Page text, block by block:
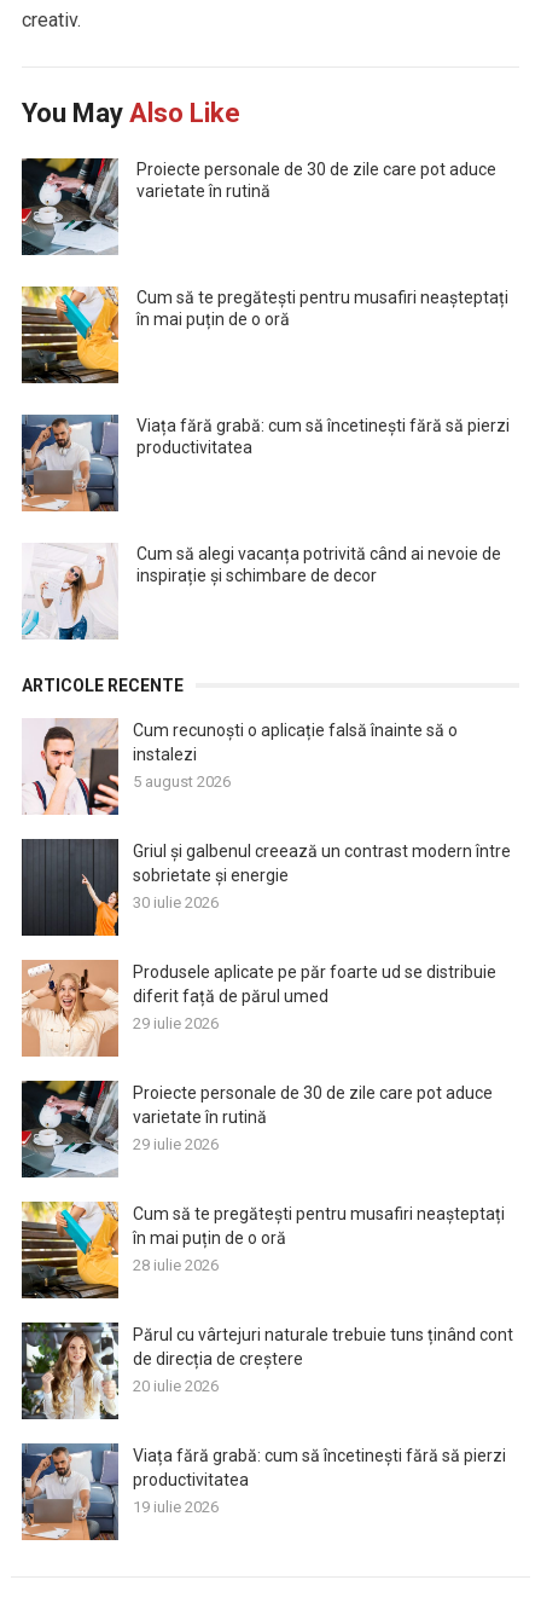
creativ.
You May Also Like
Proiecte personale de 30 de zile care pot aduce
varietate în rutină
Cum să te pregătești pentru musafiri neașteptați
în mai puțin de o oră
Viața fără grabă: cum să încetinești fără să pierzi
productivitatea
Cum să alegi vacanța potrivită când ai nevoie de
inspirație și schimbare de decor
ARTICOLE RECENTE
Cum recunoști o aplicație falsă înainte să o
instalezi
5 august 2026
Griul și galbenul creează un contrast modern între
sobrietate și energie
30 iulie 2026
Produsele aplicate pe păr foarte ud se distribuie
diferit față de părul umed
29 iulie 2026
Proiecte personale de 30 de zile care pot aduce
varietate în rutină
29 iulie 2026
Cum să te pregătești pentru musafiri neașteptați
în mai puțin de o oră
28 iulie 2026
Părul cu vârtejuri naturale trebuie tuns ținând cont
de direcția de creștere
20 iulie 2026
Viața fără grabă: cum să încetinești fără să pierzi
productivitatea
19 iulie 2026